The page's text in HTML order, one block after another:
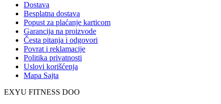
Dostava
Besplatna dostava
Popust za plaćanje karticom
Garancija na proizvode
Česta pitanja i odgovori
Povrat i reklamacije
Politika privatnosti
Uslovi korišćenja
Mapa Sajta
EXYU FITNESS DOO